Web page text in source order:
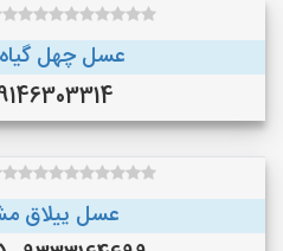
عسل چهل
09146303314
عسل ییلاق